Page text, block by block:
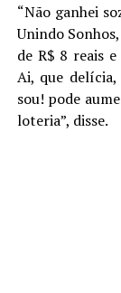
“Não ganhei
Unindo
de R$ 8 reais
Ai, que
sou! pode
loteria”, disse.